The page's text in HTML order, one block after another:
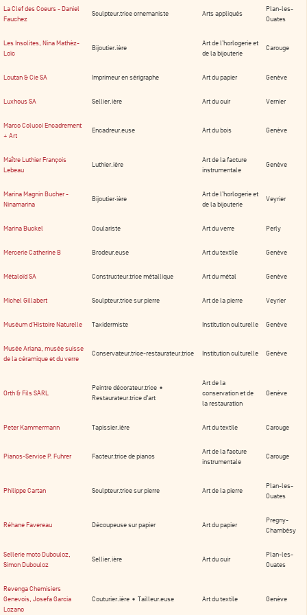
La Clef des Coeurs - Daniel
Fauchez
Sculpteur.trice ornemaniste Arts appliqués
Plan-les-
Ouates
Les Insolites, Nina Mathèz-
Loïc
Bijoutier.ière
Art de l’horlogerie et
de la bijouterie
Carouge
Loutan & Cie SA Imprimeur en sérigraphe Art du papier Genève
Luxhous SA Sellier.ière Art du cuir Vernier
Marco Colucci Encadrement
+ Art
Encadreur.euse Art du bois Genève
Maître Luthier François
Lebeau
Luthier.ière
Art de la facture
instrumentale
Genève
Marina Magnin Bucher -
Ninamarina
Bijoutier·ière
Art de l’horlogerie et
de la bijouterie
Veyrier
Marina Buckel Oculariste Art du verre Perly
Mercerie Catherine B Brodeur.euse Art du textile Genève
Métaloïd SA Constructeur.trice métallique Art du métal Genève
Michel Gillabert Sculpteur.trice sur pierre Art de la pierre Veyrier
Muséum d'Histoire Naturelle Taxidermiste Institution culturelle Genève
Musée Ariana, musée suisse
de la céramique et du verre
Conservateur.trice-restaurateur.trice Institution culturelle Genève
Orth & Fils SÀRL
Peintre décorateur.trice •
Restaurateur.trice d’art
Art de la
conservation et de
la restauration
Genève
Peter Kammermann Tapissier.ière Art du textile Carouge
Pianos-Service P. Fuhrer Facteur.trice de pianos
Art de la facture
instrumentale
Carouge
Philippe Cartan Sculpteur.trice sur pierre Art de la pierre
Plan-les-
Ouates
Réhane Favereau Découpeuse sur papier Art du papier
Pregny-
Chambésy
Sellerie moto Dubouloz,
Simon Dubouloz
Sellier.ière Art du cuir
Plan-les-
Ouates
Revenga Chemisiers
Genevois, Josefa Garcia
Lozano
Couturier.ière • Tailleur.euse Art du textile Genève